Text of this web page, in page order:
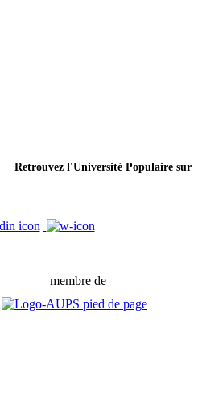
Retrouvez l'Université Populaire sur
membre de